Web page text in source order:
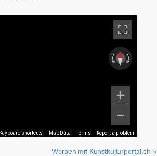
Keyboard shortcuts Map Data Terms Report a problem
Werben mit Kunstkulturportal.ch »